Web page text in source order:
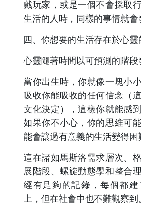
戲玩家，或是一個不會採取
生活的人時，同樣的事情就會
四、你想要的生活存在於心靈
心靈隨著時間以可預測的階段
當你出生時，你就像一塊小
吸收你能吸收的任何信念（
文化決定），這樣你就能感到
如果你不小心，你的思維可
能會讓過有意義的生活變得困
這在諸如馬斯洛需求層次、
展階段、螺旋動態學和整合
經有足夠的記錄，每個都建
上，但在社會中也不難觀察到。